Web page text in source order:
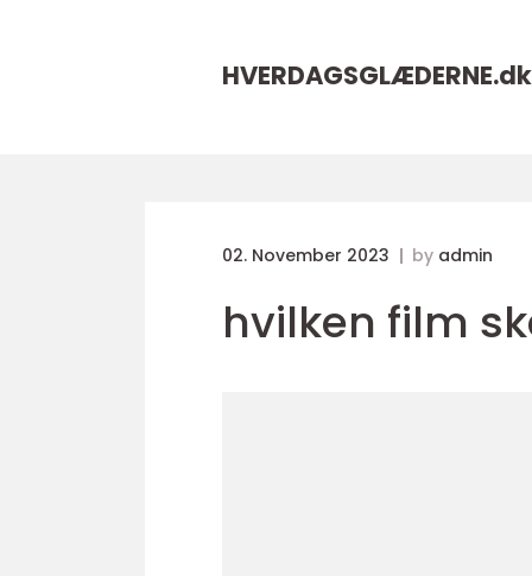
HVERDAGSGLÆDERNE.dk
02. November 2023 by admin
hvilken film